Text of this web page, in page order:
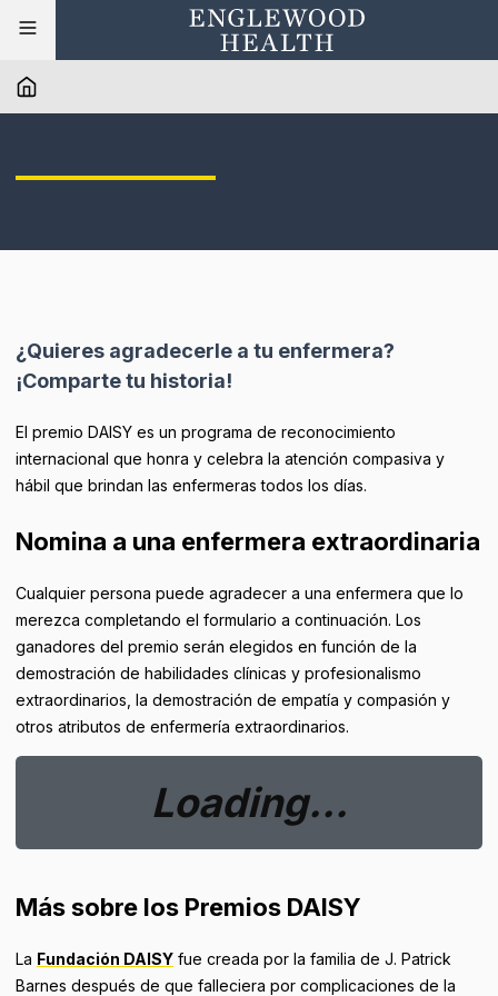
¿Quieres agradecerle a tu enfermera?
¡Comparte tu historia!
El premio DAISY es un programa de reconocimiento
internacional que honra y celebra la atención compasiva y
hábil que brindan las enfermeras todos los días.
Nomina a una enfermera extraordinaria
Cualquier persona puede agradecer a una enfermera que lo
merezca completando el formulario a continuación. Los
ganadores del premio serán elegidos en función de la
demostración de habilidades clínicas y profesionalismo
extraordinarios, la demostración de empatía y compasión y
otros atributos de enfermería extraordinarios.
Loading...
Más sobre los Premios DAISY
La Fundación DAISY fue creada por la familia de J. Patrick
Barnes después de que falleciera por complicaciones de la